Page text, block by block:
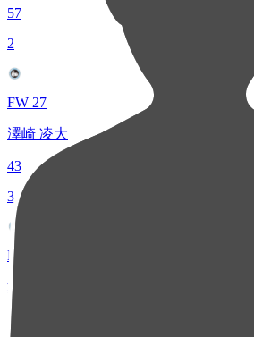
57
2
FW 27
澤崎 凌大
43
3
MF 19
増田 隼司
42